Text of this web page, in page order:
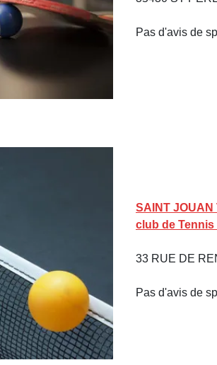
Pas d'avis de
SAINT JOUAN
club de Tennis
33 RUE DE
Pas d'avis de